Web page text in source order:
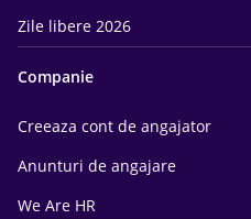
Zile libere 2026
Companie
Creeaza cont de angajator
Anunturi de angajare
We Are HR